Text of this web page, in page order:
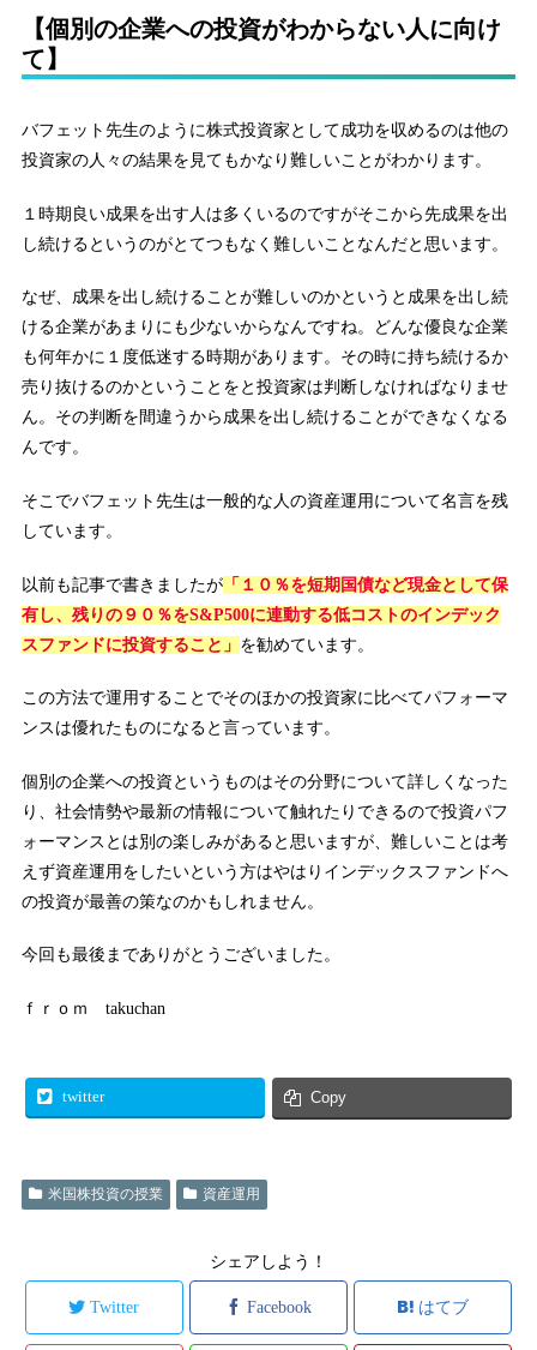
【個別の企業への投資がわからない人に向け
て】
バフェット先生のように株式投資家として成功を収めるのは他の
投資家の人々の結果を見てもかなり難しいことがわかります。
１時期良い成果を出す人は多くいるのですがそこから先成果を出
し続けるというのがとてつもなく難しいことなんだと思います。
なぜ、成果を出し続けることが難しいのかというと成果を出し続
ける企業があまりにも少ないからなんですね。どんな優良な企業
も何年かに１度低迷する時期があります。その時に持ち続けるか
売り抜けるのかということをと投資家は判断しなければなりませ
ん。その判断を間違うから成果を出し続けることができなくなる
んです。
そこでバフェット先生は一般的な人の資産運用について名言を残
しています。
以前も記事で書きましたが 「１０％を短期国債など現金として保
有し、残りの９０％をS&P500に連動する低コストのインデック
スファンドに投資すること」 を勧めています。
この方法で運用することでそのほかの投資家に比べてパフォーマ
ンスは優れたものになると言っています。
個別の企業への投資というものはその分野について詳しくなった
り、社会情勢や最新の情報について触れたりできるので投資パフ
ォーマンスとは別の楽しみがあると思いますが、難しいことは考
えず資産運用をしたいという方はやはりインデックスファンドへ
の投資が最善の策なのかもしれません。
今回も最後までありがとうございました。
ｆｒｏｍ takuchan
twitter Copy
米国株投資の授業 資産運用
シェアしよう！
Twitter Facebook はてブ